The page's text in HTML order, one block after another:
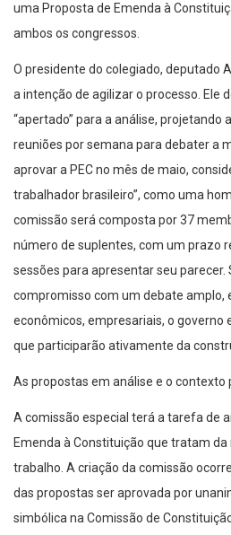
uma Proposta de Emenda à
ambos os congressos.
O presidente do colegiado, deputado
a intenção de agilizar o processo. Ele
“apertado” para a análise, projetando
reuniões por semana para debater a
aprovar a PEC no mês de maio,
trabalhador brasileiro”, como uma
comissão será composta por 37
número de suplentes, com um prazo
sessões para apresentar seu parecer.
compromisso com um debate amplo,
econômicos, empresariais, o governo
que participarão ativamente da
As propostas em análise e o contexto
A comissão especial terá a tarefa de
Emenda à Constituição que tratam
trabalho. A criação da comissão
das propostas ser aprovada por
simbólica na Comissão de